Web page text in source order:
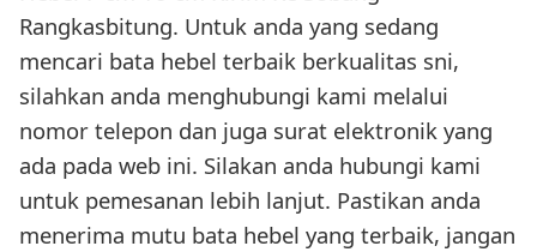
Rangkasbitung. Untuk anda yang sedang
mencari bata hebel terbaik berkualitas sni,
silahkan anda menghubungi kami melalui
nomor telepon dan juga surat elektronik yang
ada pada web ini. Silakan anda hubungi kami
untuk pemesanan lebih lanjut. Pastikan anda
menerima mutu bata hebel yang terbaik, jangan